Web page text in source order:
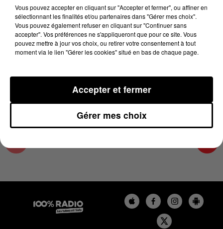
5 avril 2025 - 4 min 33 sec
JOUR DE MARCHÉ SUR 100% DU 05/04/2025
Bousquet et ses expertys
Vous pouvez accepter en cliquant sur "Accepter et fermer", ou affiner en
sélectionnant les finalités et/ou partenaires dans "Gérer mes choix".
Vous pouvez également refuser en cliquant sur "Continuer sans
accepter". Vos préférences ne s'appliqueront que pour ce site. Vous
pouvez mettre à jour vos choix, ou retirer votre consentement à tout
moment via le lien "Gérer les cookies" situé en bas de chaque page.
Gérer mes choix
Accepter et fermer